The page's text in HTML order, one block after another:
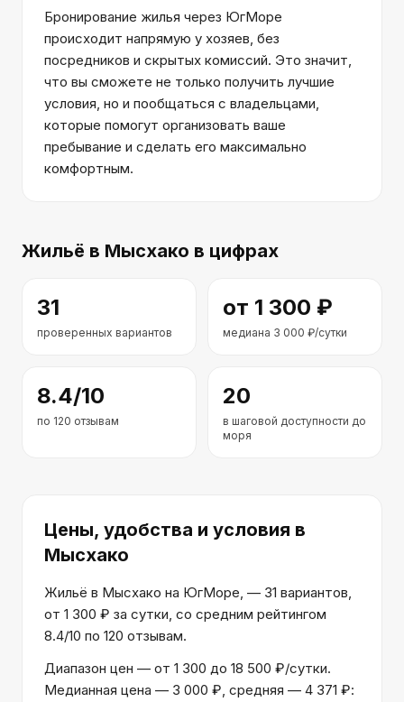
Бронирование жилья через ЮгМоре
происходит напрямую у хозяев, без
посредников и скрытых комиссий. Это значит,
что вы сможете не только получить лучшие
условия, но и пообщаться с владельцами,
которые помогут организовать ваше
пребывание и сделать его максимально
комфортным.
Жильё в Мысхако в цифрах
31
проверенных вариантов
от 1 300 ₽
медиана 3 000 ₽/сутки
8.4/10
по 120 отзывам
20
в шаговой доступности до
моря
Цены, удобства и условия в
Мысхако
Жильё в Мысхако на ЮгМоре, — 31 вариантов,
от 1 300 ₽ за сутки, со средним рейтингом
8.4/10 по 120 отзывам.
Диапазон цен — от 1 300 до 18 500 ₽/сутки.
Медианная цена — 3 000 ₽, средняя — 4 371 ₽: